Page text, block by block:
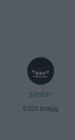
simlar
6 025 Inlägg